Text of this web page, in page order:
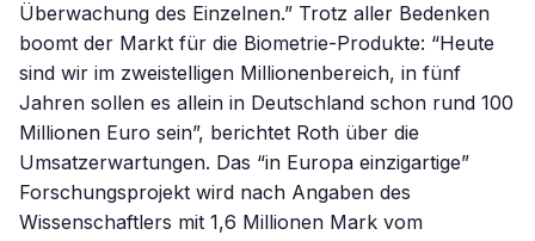
Überwachung des Einzelnen.” Trotz aller Bedenken
boomt der Markt für die Biometrie-Produkte: “Heute
sind wir im zweistelligen Millionenbereich, in fünf
Jahren sollen es allein in Deutschland schon rund 100
Millionen Euro sein”, berichtet Roth über die
Umsatzerwartungen. Das “in Europa einzigartige”
Forschungsprojekt wird nach Angaben des
Wissenschaftlers mit 1,6 Millionen Mark vom